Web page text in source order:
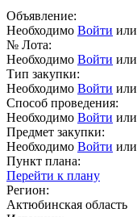
Объявление:
Необходимо Войти или
№ Лота:
Необходимо Войти или
Тип закупки:
Необходимо Войти или
Способ проведения:
Необходимо Войти или
Предмет закупки:
Необходимо Войти или
Пункт плана:
Перейти к плану
Регион:
Актюбинская область